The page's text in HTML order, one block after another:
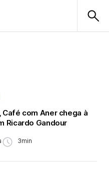
Café com Aner chega à
Ricardo Gandour
3min